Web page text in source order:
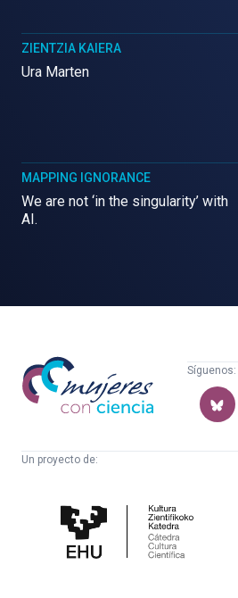
ZIENTZIA KAIERA
Ura Marten
MAPPING IGNORANCE
We are not ‘in the singularity’ with
AI.
Mujeres
con
ciencia
Síguenos:
Un proyecto de:
Cultura
Científica